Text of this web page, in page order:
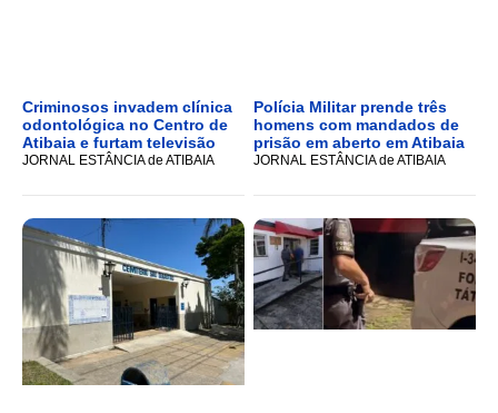
Criminosos invadem clínica
odontológica no Centro de
Atibaia e furtam televisão
JORNAL ESTÂNCIA de ATIBAIA
Polícia Militar prende três
homens com mandados de
prisão em aberto em Atibaia
JORNAL ESTÂNCIA de ATIBAIA